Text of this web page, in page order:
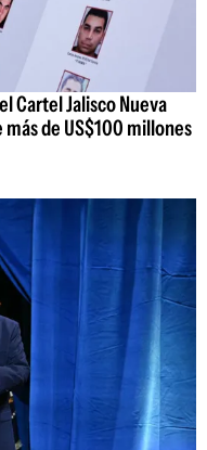
Cartel Jalisco Nueva
más de US$100 millones